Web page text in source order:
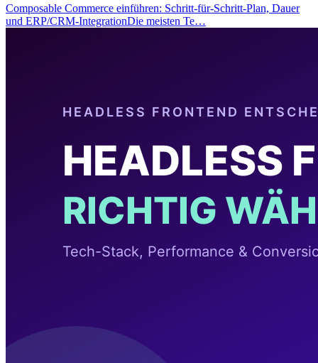
Composable Commerce einführen: Schritt-für-Schritt-Plan, Dauer
und ERP/CRM-IntegrationDie meisten Te…